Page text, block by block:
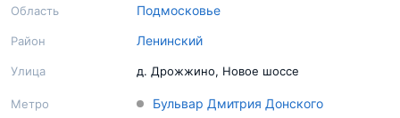
Область Подмосковье
Район Ленинский
Улица д. Дрожжино, Новое шоссе
Метро
Бульвар Дмитрия Донского